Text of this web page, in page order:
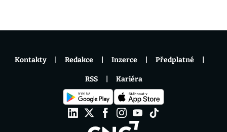
Kontakty Redakce Inzerce Předplatné
RSS Kariéra